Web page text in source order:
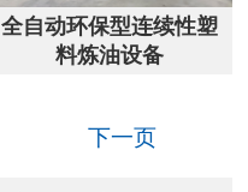
全自动环保型连续性塑
料炼油设备
下一页